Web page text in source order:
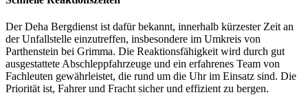
Der Deha Bergdienst ist dafür bekannt, innerhalb kürzester Zeit an
der Unfallstelle einzutreffen, insbesondere im Umkreis von
Parthenstein bei Grimma. Die Reaktionsfähigkeit wird durch gut
ausgestattete Abschleppfahrzeuge und ein erfahrenes Team von
Fachleuten gewährleistet, die rund um die Uhr im Einsatz sind. Die
Priorität ist, Fahrer und Fracht sicher und effizient zu bergen.